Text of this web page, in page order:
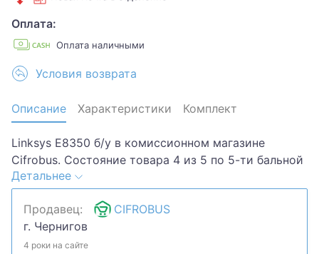
Оплата:
Оплата наличными
Условия возврата
Описание Характеристики Комплект
Linksys E8350 б/у в комиссионном магазине
Cifrobus. Состояние товара 4 из 5 по 5-ти бальной
системе. Комплектация товара: упк доки.Хотите
скидку? Давайте обсудим. Предложите свою цену
и мы посмотрим, что сможем сделать.Уточняйте
наличие и комплектацию у менеджера. Товар
может быть продан в розничном магазине.
Детальнее
Продавец:
CIFROBUS
г. Чернигов
4 роки на сайте